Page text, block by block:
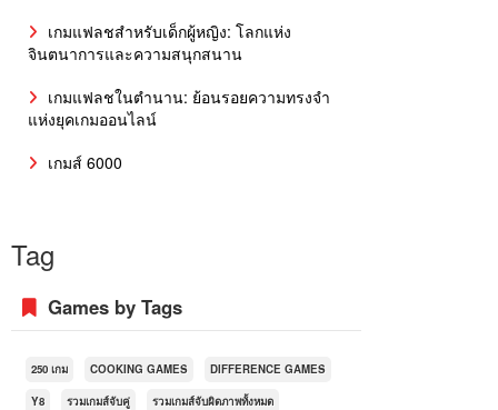
เกมแฟลชสำหรับเด็กผู้หญิง: โลกแห่ง
จินตนาการและความสนุกสนาน
เกมแฟลชในตำนาน: ย้อนรอยความทรงจำ
แห่งยุคเกมออนไลน์
เกมส์ 6000
Tag
Games by Tags
250 เกม COOKING GAMES DIFFERENCE GAMES
Y8 รวมเกมส์จับคู่ รวมเกมส์จับผิดภาพทั้งหมด